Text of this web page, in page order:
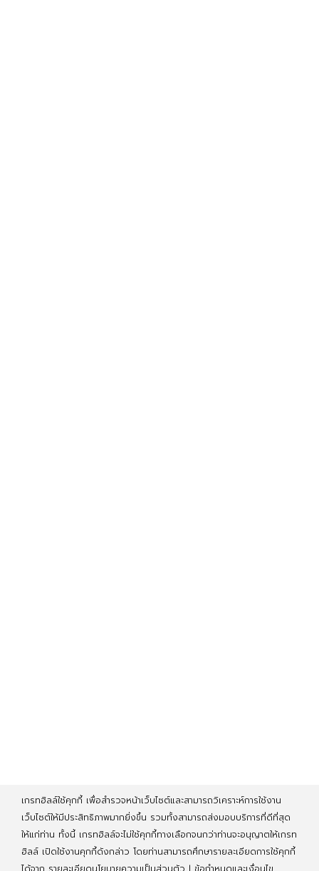
เกรทฮิลล์ใช้คุกกี้ เพื่อสำรวจหน้าเว็บไซต์และสามารถวิเคราะห์การใช้งาน
เว็บไซต์ให้มีประสิทธิภาพมากยิ่งขึ้น รวมทั้งสามารถส่งมอบบริการที่ดีที่สุด
ให้แก่ท่าน ทั้งนี้ เกรทฮิลล์จะไม่ใช้คุกกี้ทางเลือกจนกว่าท่านจะอนุญาตให้เกรท
ฮิลล์ เปิดใช้งานคุกกี้ดังกล่าว โดยท่านสามารถศึกษารายละเอียดการใช้คุกกี้